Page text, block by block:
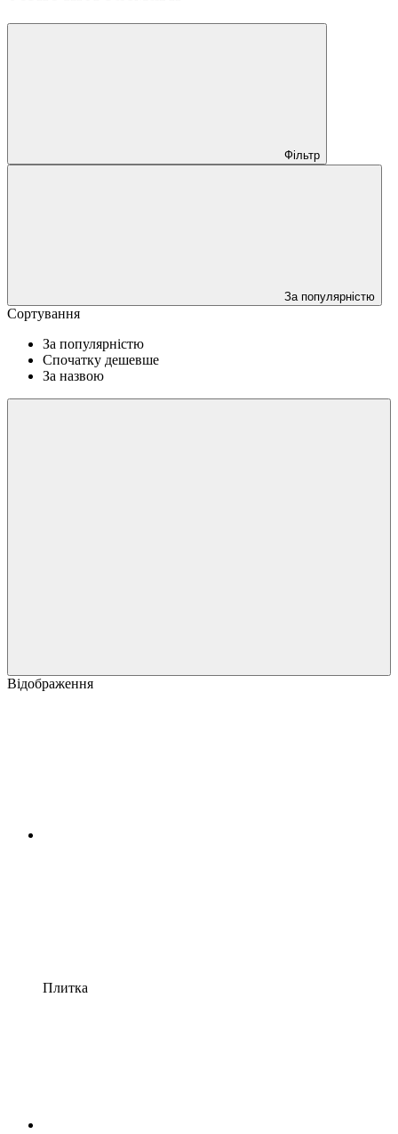
Фільтр
За популярністю
Сортування
За популярністю
Спочатку дешевше
За назвою
Відображення
Плитка